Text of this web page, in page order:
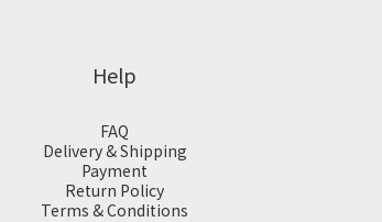
Help
FAQ
Delivery & Shipping
Payment
Return Policy
Terms & Conditions